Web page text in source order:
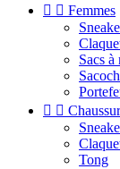
  Femmes
Sacs à
 
Tong